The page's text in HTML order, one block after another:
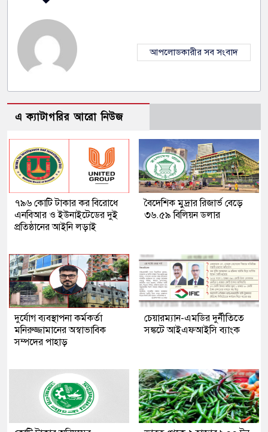
আপলোডকারীর সব সংবাদ
এ ক্যাটাগরির আরো নিউজ
৭৯৬ কোটি টাকার কর বিরোধে
এনবিআর ও ইউনাইটেডের দুই
প্রতিষ্ঠানের আইনি লড়াই
বৈদেশিক মুদ্রার রিজার্ভ বেড়ে
৩৬.৫৯ বিলিয়ন ডলার
দুর্যোগ ব্যবস্থাপনা কর্মকর্তা
মনিরুজ্জামানের অস্বাভাবিক
সম্পদের পাহাড়
চেয়ারম্যান-এমডির দুর্নীতিতে
সঙ্কটে আইএফআইসি ব্যাংক